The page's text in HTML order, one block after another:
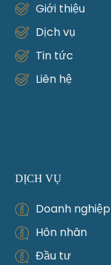
Giới thiệu
Dịch vụ
Tin tức
Liên hệ
DỊCH VỤ
Doanh nghiệp
Hôn nhân
Đầu tư